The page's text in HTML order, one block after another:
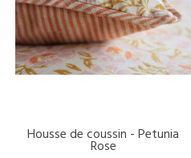
DISPONIBLE
Housse de coussin - Petunia
Rose